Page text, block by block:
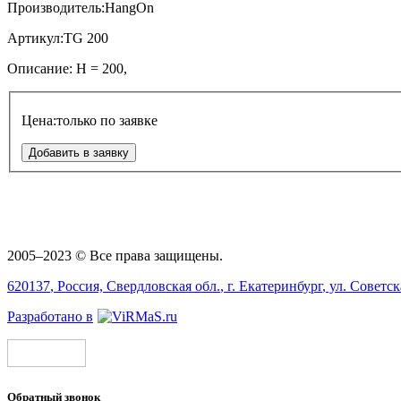
Производитель:HangOn
Артикул:TG 200
Описание: H = 200,
Цена:только по заявке
Добавить в заявку
2005–2023 © Все права защищены.
620137, Россия, Свердловская обл., г. Екатеринбург, ул.
Разработано в
Обратный звонок